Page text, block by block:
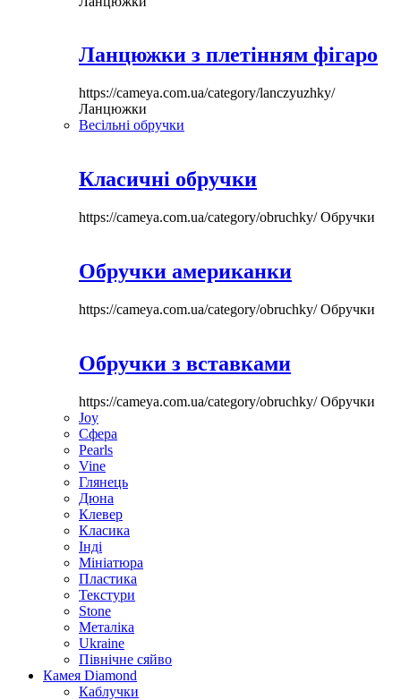
Ланцюжки з плетінням фігаро
https://cameya.com.ua/category/lanczyuzhky/
Ланцюжки
Весільні обручки
Класичні обручки
https://cameya.com.ua/category/obruchky/Обручки
Обручки американки
https://cameya.com.ua/category/obruchky/Обручки
Обручки з вставками
https://cameya.com.ua/category/obruchky/Обручки
Joy
Сфера
Pearls
Vine
Глянець
Дюна
Клевер
Класика
Інді
Мініатюра
Пластика
Текстури
Stone
Металіка
Ukraine
Північне сяйво
Камея Diamond
Каблучки